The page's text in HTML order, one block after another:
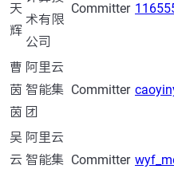
天
辉
术有限
公司
Committer
曹
茵
茵
阿里云
智能集
团
Committer
吴
云
阿里云
智能集 Committer